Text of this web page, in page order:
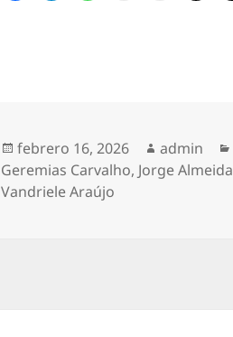
Publicado
el
febrero 16, 2026 Autor
admin
Geremias Carvalho, Jorge Almeida
Vandriele Araújo